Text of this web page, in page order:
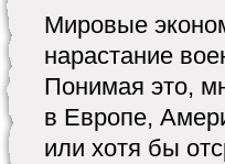
Мировые
нарастание
Понимая это,
в Европе,
или хотя бы